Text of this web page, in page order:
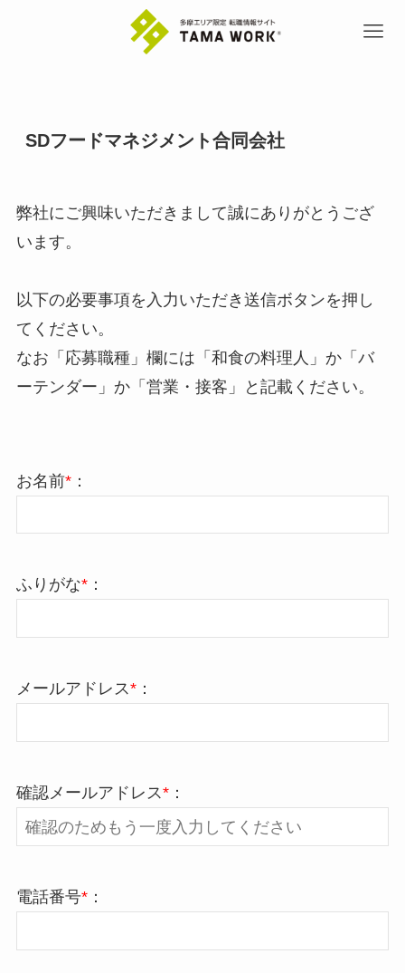
SDフードマネジメント合同会社
弊社にご興味いただきまして誠にありがとうござ
います。
以下の必要事項を入力いただき送信ボタンを押し
てください。
なお「応募職種」欄には「和食の料理人」か「バ
ーテンダー」か「営業・接客」と記載ください。
お名前*：
ふりがな*：
メールアドレス*：
確認メールアドレス*：
電話番号*：